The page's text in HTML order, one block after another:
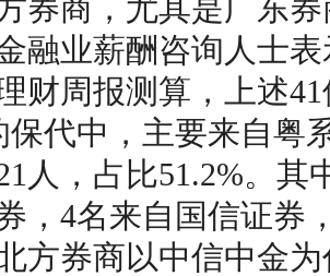
券商，尤其是广东
融业薪酬咨询人士
周报测算，上述41
保代中，主要来自粤
人，占比51.2%。其
，4名来自国信证券
方券商以中信中金